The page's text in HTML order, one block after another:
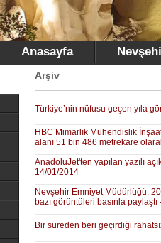
Anasayfa
Arşiv
Türkiye’nin nüfusu geçen yıla
HBC Mimarlık Mühendislik
alanı 51 bin 486 metrekare
AnadoluJet'ten yapılan yazılı
14/01/2014
Nevşehir Emniyet Müdürlüğü,
bazı görüntüleri basınla
Bir süreden beri geçirdiği